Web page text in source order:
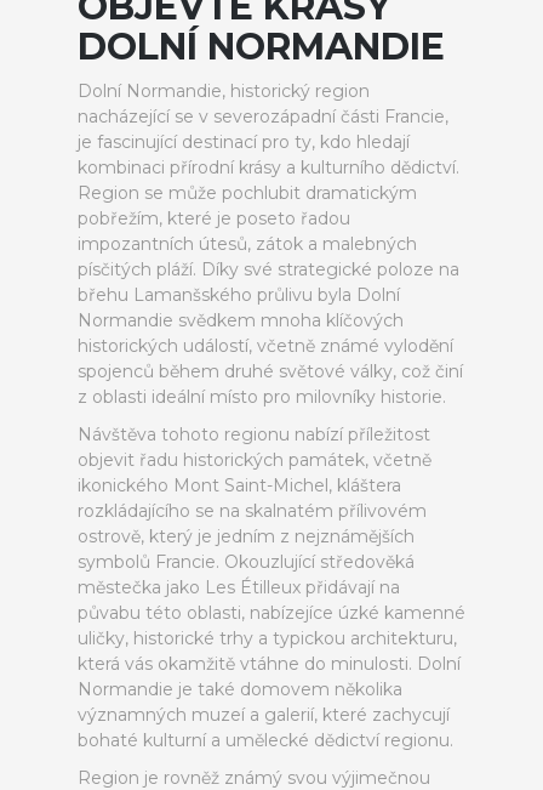
DOLNÍ NORMANDIE
Dolní Normandie, historický region
nacházející se v severozápadní části Francie,
je fascinující destinací pro ty, kdo hledají
kombinaci přírodní krásy a kulturního dědictví.
Region se může pochlubit dramatickým
pobřežím, které je poseto řadou
impozantních útesů, zátok a malebných
písčitých pláží. Díky své strategické poloze na
břehu Lamanšského průlivu byla Dolní
Normandie svědkem mnoha klíčových
historických událostí, včetně známé vylodění
spojenců během druhé světové války, což činí
z oblasti ideální místo pro milovníky historie.
Návštěva tohoto regionu nabízí příležitost
objevit řadu historických památek, včetně
ikonického Mont Saint-Michel, kláštera
rozkládajícího se na skalnatém přílivovém
ostrově, který je jedním z nejznámějších
symbolů Francie. Okouzlující středověká
městečka jako Les Étilleux přidávají na
půvabu této oblasti, nabízejíce úzké kamenné
uličky, historické trhy a typickou architekturu,
která vás okamžitě vtáhne do minulosti. Dolní
Normandie je také domovem několika
významných muzeí a galerií, které zachycují
bohaté kulturní a umělecké dědictví regionu.
Region je rovněž známý svou výjimečnou